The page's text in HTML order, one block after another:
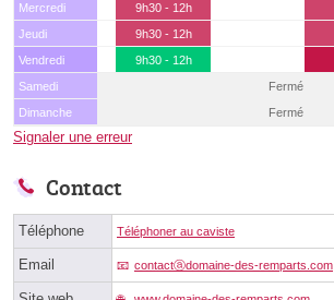
Mercredi
9h30 - 12h
Jeudi
9h30 - 12h
Vendredi
9h30 - 12h
Samedi
Fermé
Dimanche
Fermé
Signaler une erreur
Contact
Téléphone Téléphoner au caviste
Email contactⓐdomaine-des-remparts.com